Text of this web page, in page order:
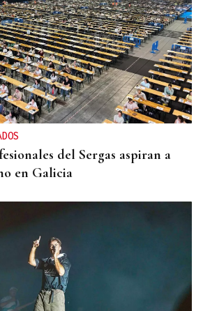
del Sergas aspiran a
en Galicia